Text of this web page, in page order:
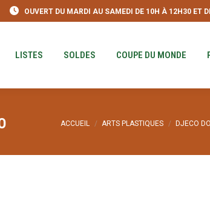
OUVERT DU MARDI AU SAMEDI DE 10H À 12H30 ET
LISTES SOLDES COUPE DU MONDE
Vous êtes ici :
ACCUEIL ARTS PLASTIQUES DJECO
LISTES SOLDES COUPE DU